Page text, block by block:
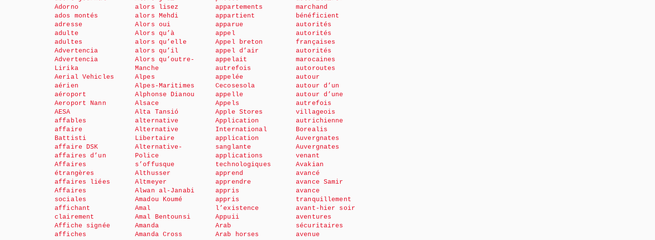
Adorno
ados montés
adresse
adulte
adultes
Advertencia
Advertencia
Lirika
Aerial Vehicles
aérien
aéroport
Aeroport Nann
AESA
affables
affaire
Battisti
affaire DSK
affaires d’un
Affaires
étrangères
affaires liées
Affaires
sociales
affichant
clairement
Affiche signée
affiches
alors lisez
alors Mehdi
Alors oui
Alors qu’à
alors qu’elle
alors qu’il
Alors qu’outre-
Manche
Alpes
Alpes-Maritimes
Alphonse Dianou
Alsace
Alta Tansió
alternative
Alternative
Libertaire
Alternative-
Police
s’offusque
Althusser
Altmeyer
Alwan al-Janabi
Amadou Koumé
Amal
Amal Bentounsi
Amanda
Amanda Cross
appartements
appartient
apparue
appel
Appel breton
appel d’air
appelait
autrefois
appelée
Cecosesola
appelle
Appels
Apple Stores
Application
International
application
sanglante
applications
technologiques
apprend
apprendre
appris
appris
l’existence
Appuii
Arab
Arab horses
marchand
bénéficient
autorités
autorités
françaises
autorités
marocaines
autoroutes
autour
autour d’un
autour d’une
autrefois
villageois
autrichienne
Borealis
Auvergnates
Auvergnates
venant
Avakian
avancé
avance Samir
avance
tranquillement
avant-hier soir
aventures
sécuritaires
avenue